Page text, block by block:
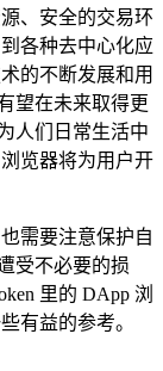
、安全的交易环
各种去中心化应
的不断发展和用
望在未来取得更
人们日常生活中
览器将为用户开
需要注意保护自
受不必要的损
里的 DApp 浏
有益的参考。